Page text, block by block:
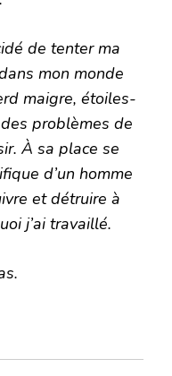
de tenter ma
mon monde
maigre, étoiles-
problèmes de
À sa place se
d’un homme
et détruire à
j’ai travaillé.